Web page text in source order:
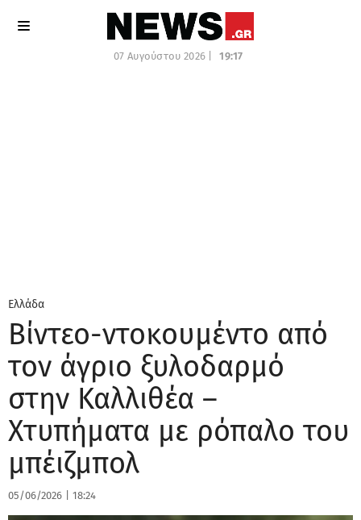
07 Αυγούστου 2026 | 19:17
Ελλάδα
Βίντεο-ντοκουμέντο από
τον άγριο ξυλοδαρμό
στην Καλλιθέα –
Xτυπήματα με ρόπαλο του
μπέιζμπολ
05/06/2026 18:24